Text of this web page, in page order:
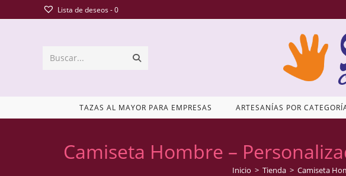
Lista de deseos -0
Buscar...
TAZAS AL MAYOR PARA EMPRESAS ARTESANÍAS POR
Camiseta Hombre –
Inicio > Tienda > Camiseta